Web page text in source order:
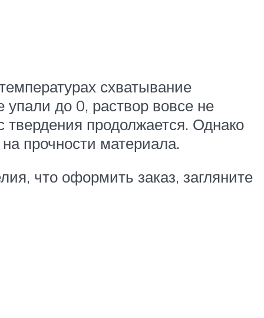
схватывание
до 0, раствор вовсе не
продолжается. Однако
прочности материала.
что оформить заказ, загляните